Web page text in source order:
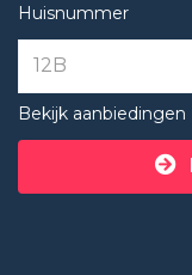
Huisnummer
Bekijk aanbiedingen